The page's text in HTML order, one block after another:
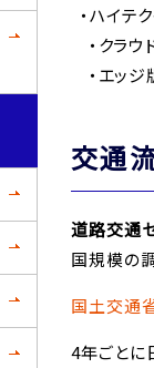
・ハイテ
・クラウ
・エッジ
交通
道路交通
国規模の
国土交
4年ごとに